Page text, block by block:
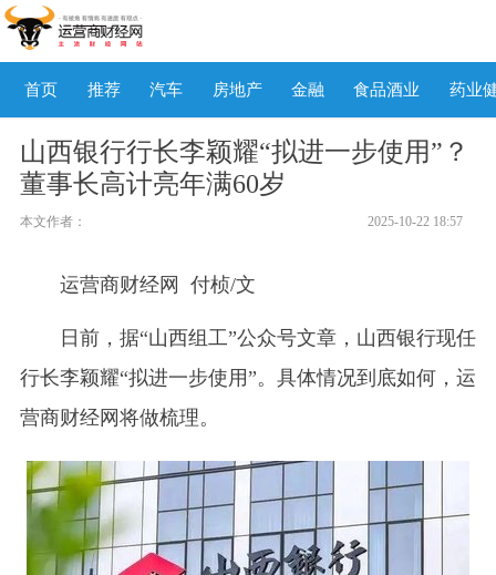
首页 推荐 汽车 房地产 金融 食品酒业 药业
山西银行行长李颖耀“拟进一步使用”？
董事长高计亮年满60岁
本文作者： 2025-10-22 18:57
运营商财经网 付桢/文
日前，据“山西组工”公众号文章，山西银行现任
行长李颖耀“拟进一步使用”。具体情况到底如何，运
营商财经网将做梳理。